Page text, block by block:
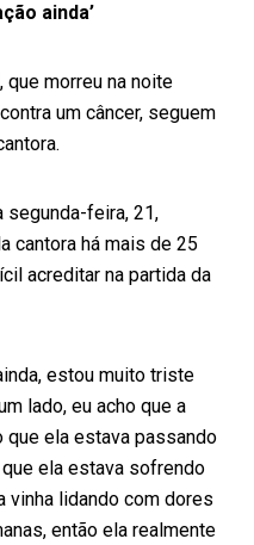
ainda’
que morreu na noite
um câncer, seguem
segunda-feira, 21,
cantora há mais de 25
acreditar na partida da
estou muito triste
lado, eu acho que a
que ela estava passando
ela estava sofrendo
vinha lidando com dores
então ela realmente